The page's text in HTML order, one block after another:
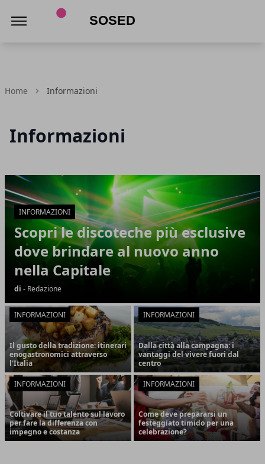
Home Informazioni
Informazioni
Articoli in Evidenza
INFORMAZIONI
Scopri le discoteche più esclusive
dove brindare al nuovo anno
nella Capitale
di - Redazione
INFORMAZIONI
Il gusto della tradizione: itinerari
enogastronomici attraverso
l'Italia
INFORMAZIONI
Dalla città alla campagna: i
vantaggi del vivere fuori dal
centro
INFORMAZIONI
Coltivare il tuo talento sul lavoro
per fare la differenza con
impegno e costanza
INFORMAZIONI
Come deve prepararsi un
festeggiato timido per una
celebrazione?